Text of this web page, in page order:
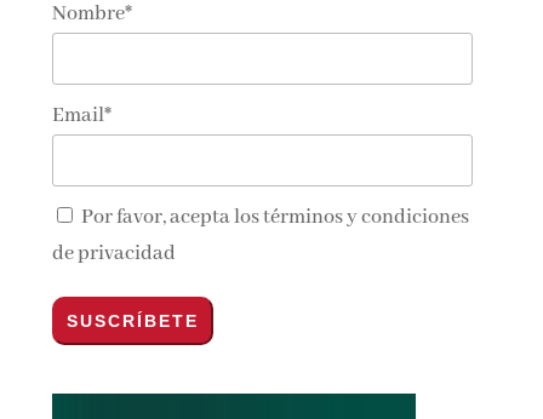
Nombre*
Email*
Por favor, acepta lostérminos y condiciones
de privacidad